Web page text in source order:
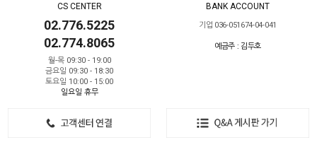
CS CENTER
02.776.5225
02.774.8065
월-목 09:30 - 19:00
금요일 09:30 - 18:30
토요일 10:00 - 15:00
일요일 휴무
BANK ACCOUNT
기업 036-051674-04-041
예금주 : 김두호